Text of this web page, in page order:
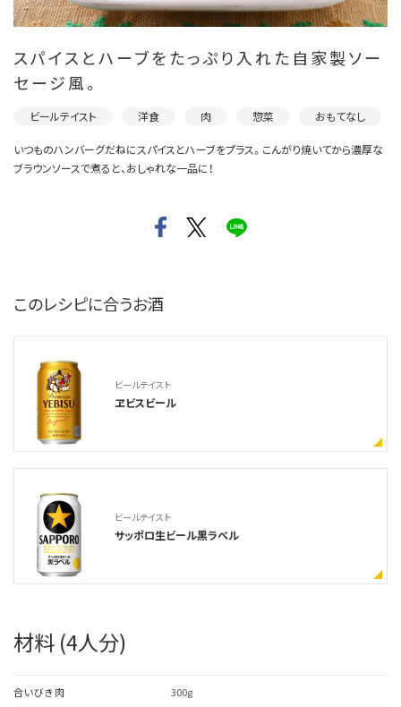
スパイスとハーブをたっぷり入れた自家製ソー
セージ風。
ビールテイスト 洋食 肉 惣菜 おもてなし
いつものハンバーグだねにスパイスとハーブをプラス。こんがり焼いてから濃厚な
ブラウンソースで煮ると、おしゃれな一品に！
このレシピに合うお酒
ビールテイスト
ヱビスビール
ビールテイスト
サッポロ生ビール黒ラベル
材料 (4人分)
合いびき肉 300g